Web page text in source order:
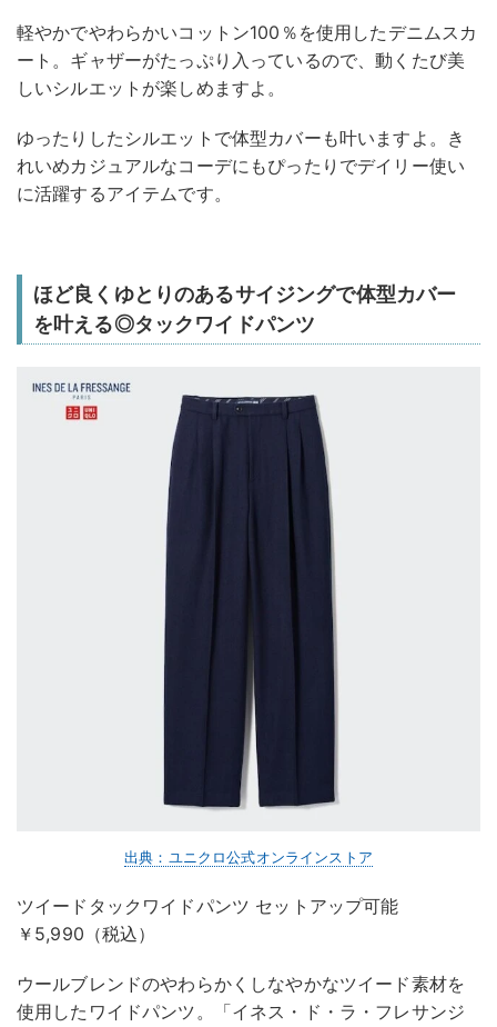
軽やかでやわらかいコットン100％を使用したデニムスカ
ート。ギャザーがたっぷり入っているので、動くたび美
しいシルエットが楽しめますよ。
ゆったりしたシルエットで体型カバーも叶いますよ。き
れいめカジュアルなコーデにもぴったりでデイリー使い
に活躍するアイテムです。
ほど良くゆとりのあるサイジングで体型カバー
を叶える◎タックワイドパンツ
出典：ユニクロ公式オンラインストア
ツイードタックワイドパンツ セットアップ可能
￥5,990（税込）
ウールブレンドのやわらかくしなやかなツイード素材を
使用したワイドパンツ。「イネス・ド・ラ・フレサンジ